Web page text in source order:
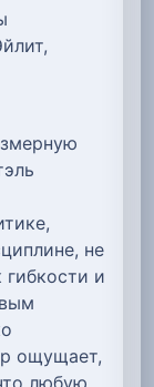
не
гибкости и
ощущает,
любую